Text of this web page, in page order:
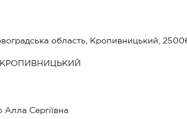
область, Кропивницький,
КРОПИВНИЦЬКИЙ
Алла Сергіївна